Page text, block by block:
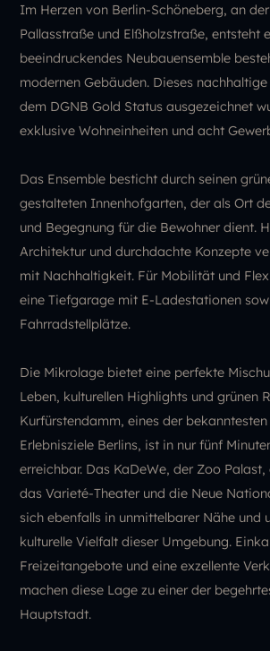
Im Herzen von Berlin-Schöneberg, an
Pallasstraße und Elßholzstraße, entsteht
beeindruckendes Neubauensemble
modernen Gebäuden. Dieses
dem DGNB Gold Status ausgezeichnet
exklusive Wohneinheiten und acht
Das Ensemble besticht durch seinen
gestalteten Innenhofgarten, der als Ort
und Begegnung für die Bewohner dient.
Architektur und durchdachte Konzepte
mit Nachhaltigkeit. Für Mobilität und
eine Tiefgarage mit E-Ladestationen
Fahrradstellplätze.
Die Mikrolage bietet eine perfekte
Leben, kulturellen Highlights und grünen
Kurfürstendamm, eines der
Erlebnisziele Berlins, ist in nur fünf
erreichbar. Das KaDeWe, der Zoo
das Varieté-Theater und die Neue
sich ebenfalls in unmittelbarer Nähe und
kulturelle Vielfalt dieser Umgebung.
Freizeitangebote und eine exzellente
machen diese Lage zu einer der
Hauptstadt.